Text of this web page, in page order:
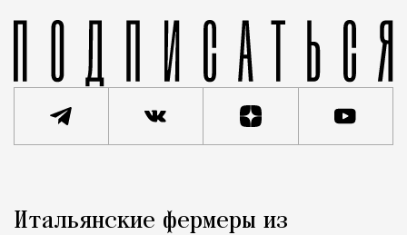
Город
Итальянские фермеры из